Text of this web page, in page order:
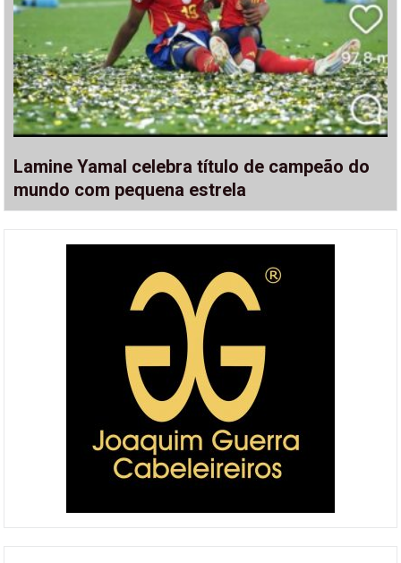
Lamine Yamal celebra título de campeão do
mundo com pequena estrela